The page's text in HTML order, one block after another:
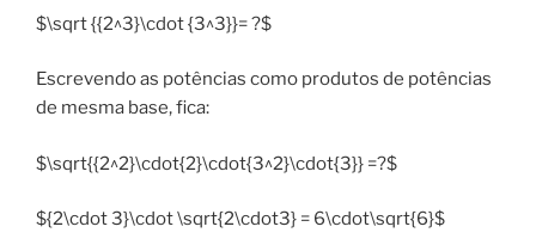
$\sqrt {{2^3}\cdot {3^3}}= ?$
Escrevendo as potências como produtos de potências
de mesma base, fica:
$\sqrt{{2^2}\cdot{2}\cdot{3^2}\cdot{3}} =?$
${2\cdot 3}\cdot \sqrt{2\cdot3} = 6\cdot\sqrt{6}$